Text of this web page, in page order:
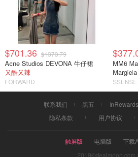
$701.36 $1373.79
Acne Studios DEVONA 牛仔裙
又酷又辣
FORWARD
MM6
SSENSE
联系我们 黑五 InRewards
隐私条款
用户协议
触屏版 电脑版
下载